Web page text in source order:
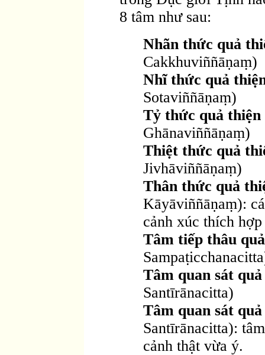
8 tâm như sau:
Nhãn thức quả
Cakkhuviññāṇaṃ)
Nhĩ thức quả
Sotaviññāṇaṃ)
Tỷ thức quả thiện
Ghānaviññāṇaṃ)
Thiệt thức quả
Jivhāviññāṇaṃ)
Thân thức quả
Kāyāviññāṇaṃ):
cảnh xúc thích
Tâm tiếp thâu
Tâm quan sát
Santīrānacitta)
Tâm quan sát
Santīrānacitta):
cảnh thật vừa ý.